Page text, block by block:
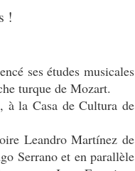
!
ses études musicales
turque de Mozart.
la Casa de Cultura de
Leandro Martínez de
Serrano et en parallèle